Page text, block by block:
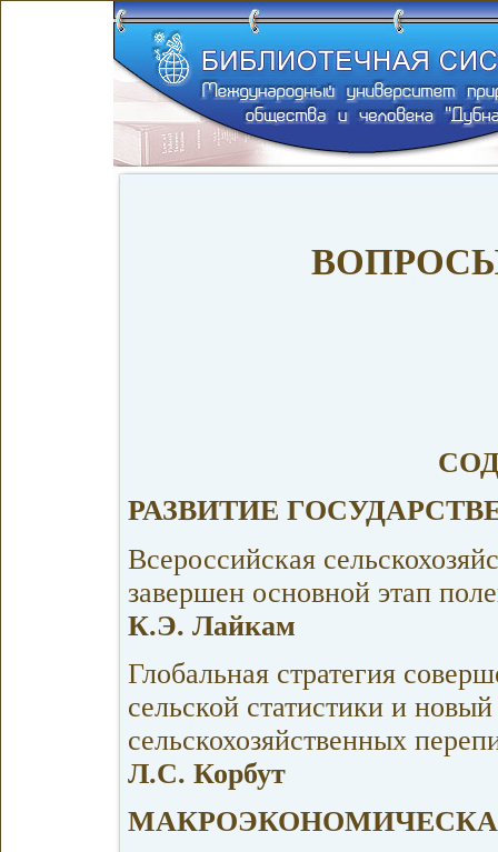
РАЗВИТИЕ
Всероссийская
завершен основной этап
К.Э. Лайкам
Глобальная стратегия
сельской статистики и
сельскохозяйственных
Л.С. Корбут